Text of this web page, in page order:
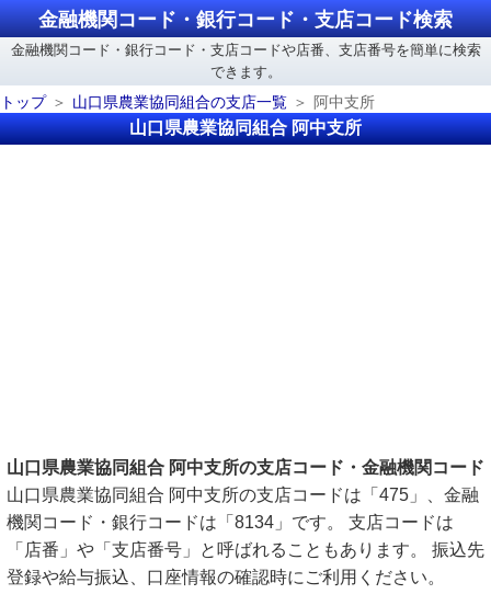
金融機関コード・銀行コード・支店コード検索
金融機関コード・銀行コード・支店コードや店番、支店番号を簡単に検索
できます。
トップ
山口県農業協同組合の支店一覧 阿中支所
山口県農業協同組合 阿中支所
山口県農業協同組合 阿中支所の支店コード・金融機関コード
山口県農業協同組合 阿中支所の支店コードは「475」、金融
機関コード・銀行コードは「8134」です。 支店コードは
「店番」や「支店番号」と呼ばれることもあります。 振込先
登録や給与振込、口座情報の確認時にご利用ください。